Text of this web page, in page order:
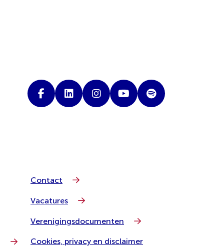
Contact
Vacatures
Verenigingsdocumenten
Cookies, privacy en disclaimer